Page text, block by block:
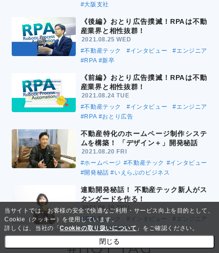
#大阪支社
《後編》おとり広告撲滅！RPAは不動
産業界と相性抜群！
2021.08.25 WED
#不動産テック
#インタビュー
#エンジニア
#RPA #新卒
《前編》おとり広告撲滅！RPAは不動
産業界と相性抜群！
2021.08.24 TUE
#不動産テック
#インタビュー
#エンジニア
#RPA #おとり広告
不動産特化のホームページ制作システ
ムを構築！ 「デザイン＋」開発秘話
2021.08.20 FRI
#ホームページ #不動産テック #インタビュー
#開発秘話 #いえらぶのビジネス
連動開発秘話！ 不動産テック新人がス
タンダードを作る！
2021.08.19 THU
#不動産テック
#インタビュー
#エンジニア
#開発秘話 #新卒
#HOT TAG
当サイトでは、お客様の安全で快適なご利用・サービス向上を目的として、
Cookie（クッキー）を使用しています。
詳しくは、当社の「Cookieの取り扱いについて 」をご確認ください。
閉じる